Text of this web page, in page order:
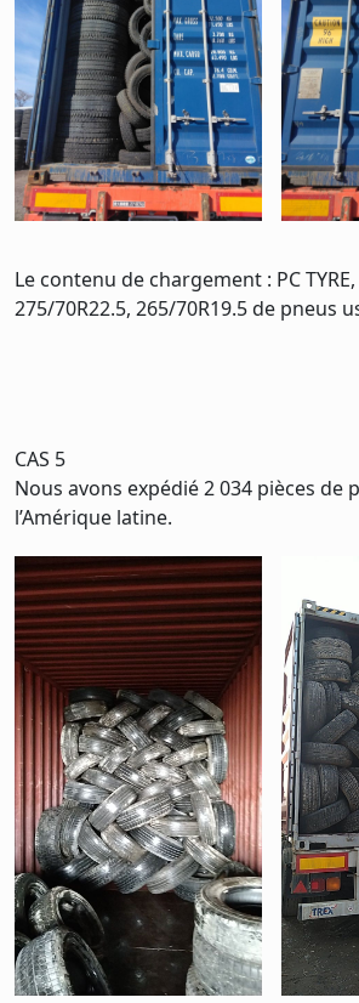
Le contenu de chargement : PC TYRE,
275/70R22.5, 265/70R19.5 de pneus
CAS 5
Nous avons expédié 2 034 pièces de
l’Amérique latine.